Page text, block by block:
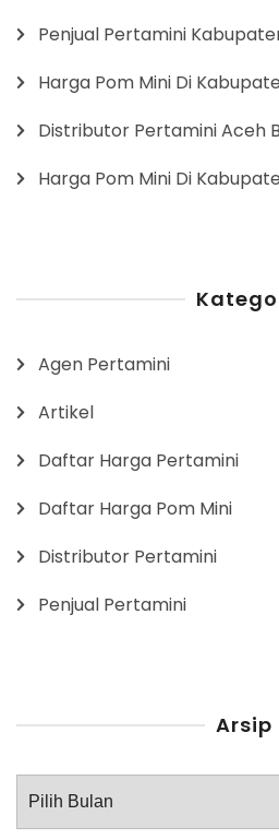
Penjual Pertamini
Harga Pom Mini Di
Distributor Pertamini Aceh
Harga Pom Mini Di
Agen Pertamini
Artikel
Daftar Harga Pertamini
Daftar Harga Pom Mini
Distributor Pertamini
Penjual Pertamini
Arsip
Arsip